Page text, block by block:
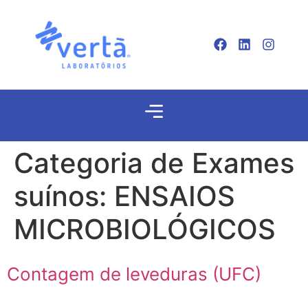
Categoria de Exames
suínos: ENSAIOS
MICROBIOLÓGICOS
Contagem de leveduras (UFC)